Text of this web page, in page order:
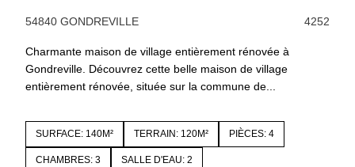
54840 GONDREVILLE 4252
Charmante maison de village entièrement rénovée à
Gondreville. Découvrez cette belle maison de village
entièrement rénovée, située sur la commune de...
SURFACE: 140M² TERRAIN: 120M² PIÈCES: 4
CHAMBRES: 3 SALLE D'EAU: 2